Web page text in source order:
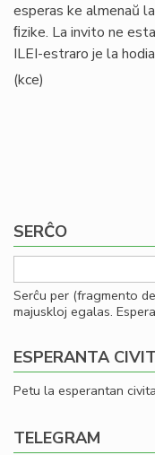
esperas ke almenaŭ
ﬁzike. La invito ne
ILEI-estraro je la
(kce)
SERĈO
Serĉu per (fragmento
majuskloj egalas.
ESPERANTA
Petu la esperantan
TELEGRAM